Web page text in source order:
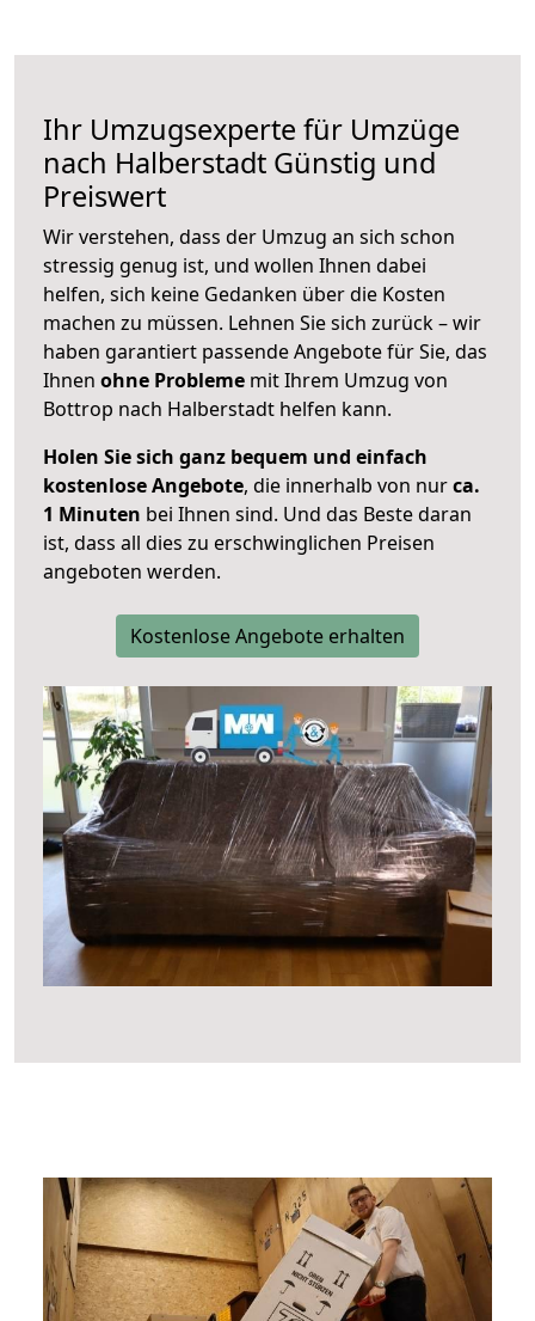
Ihr Umzugsexperte für Umzüge
nach Halberstadt Günstig und
Preiswert
Wir verstehen, dass der Umzug an sich schon
stressig genug ist, und wollen Ihnen dabei
helfen, sich keine Gedanken über die Kosten
machen zu müssen. Lehnen Sie sich zurück – wir
haben garantiert passende Angebote für Sie, das
Ihnen ohne Probleme mit Ihrem Umzug von
Bottrop nach Halberstadt helfen kann.
Holen Sie sich ganz bequem und einfach
kostenlose Angebote, die innerhalb von nurca.
1 Minuten bei Ihnen sind. Und das Beste daran
ist, dass all dies zu erschwinglichen Preisen
angeboten werden.
Kostenlose Angebote erhalten